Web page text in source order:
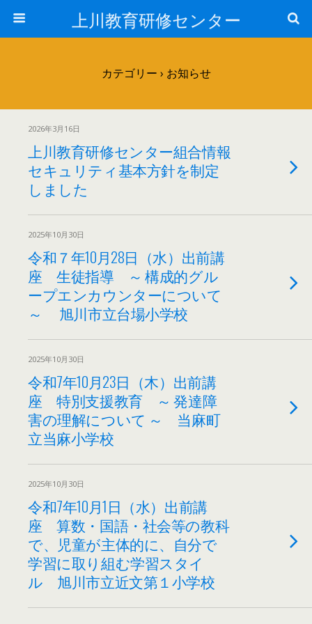
上川教育研修センター
カテゴリー › お知らせ
2026年3月16日
上川教育研修センター組合情報
セキュリティ基本方針を制定
しました
2025年10月30日
令和７年10月28日（水）出前講
座 生徒指導 ～ 構成的グル
ープエンカウンターについて
～ 旭川市立台場小学校
2025年10月30日
令和7年10月23日（木）出前講
座 特別支援教育 ～ 発達障
害の理解について ～ 当麻町
立当麻小学校
2025年10月30日
令和7年10月1日（水）出前講
座 算数・国語・社会等の教科
で、児童が主体的に、自分で
学習に取り組む学習スタイ
ル 旭川市立近文第１小学校